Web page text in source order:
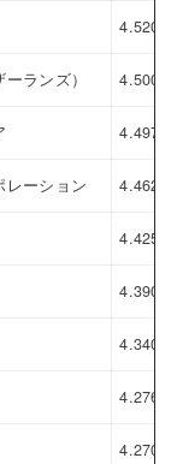
4.520
ランズ） 4.500
4.497
レーション 4.462
4.425
4.390
4.340
4.276
4.270